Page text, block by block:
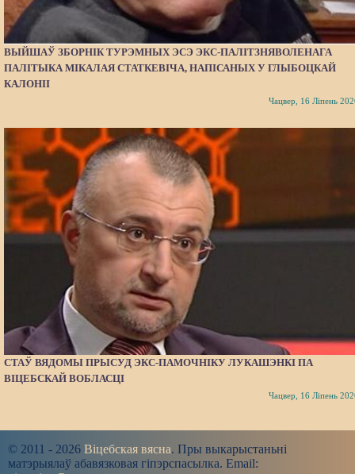
ВЫЙШАЎ ЗБОРНІК ТУРЭМНЫХ ЭСЭ ЭКС-ПАЛІТЗНЯВОЛЕНАГА
ПАЛІТЫКА МІКАЛАЯ СТАТКЕВІЧА, НАПІСАНЫХ У ГЛЫБОЦКАЙ
КАЛОНІІ
Чацвер, 16 Ліпень
СТАЎ ВЯДОМЫ ПРЫСУД ЭКС-ПАМОЧНІКУ ЛУКАШЭНКІ ПА
ВІЦЕБСКАЙ ВОБЛАСЦІ
Чацвер, 16 Ліпень
© 2011 - 2026 Віцебская вясна. Пры выкарыстаньні
матэрыялаў абавязковая гіпэрспасылка. Email: